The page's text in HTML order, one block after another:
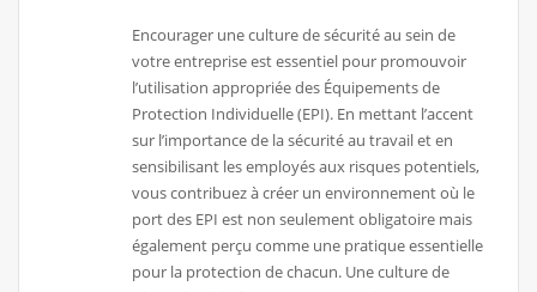
Encourager une culture de sécurité au sein de
votre entreprise est essentiel pour promouvoir
l’utilisation appropriée des Équipements de
Protection Individuelle (EPI). En mettant l’accent
sur l’importance de la sécurité au travail et en
sensibilisant les employés aux risques potentiels,
vous contribuez à créer un environnement où le
port des EPI est non seulement obligatoire mais
également perçu comme une pratique essentielle
pour la protection de chacun. Une culture de